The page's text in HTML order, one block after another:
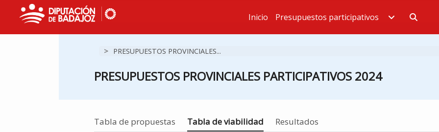
Estás en
Inicio Presupuestos participativos
> PRESUPUESTOS PROVINCIALES...
PRESUPUESTOS PROVINCIALES PARTICIPATIVOS 2024
Tabla de propuestas Estás en
Tabla de viabilidad Resultados